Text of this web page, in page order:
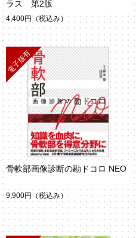
ラス 第2版
4,400円 （税込み）
骨軟部画像診断の勘ドコロ NEO
9,900円 （税込み）